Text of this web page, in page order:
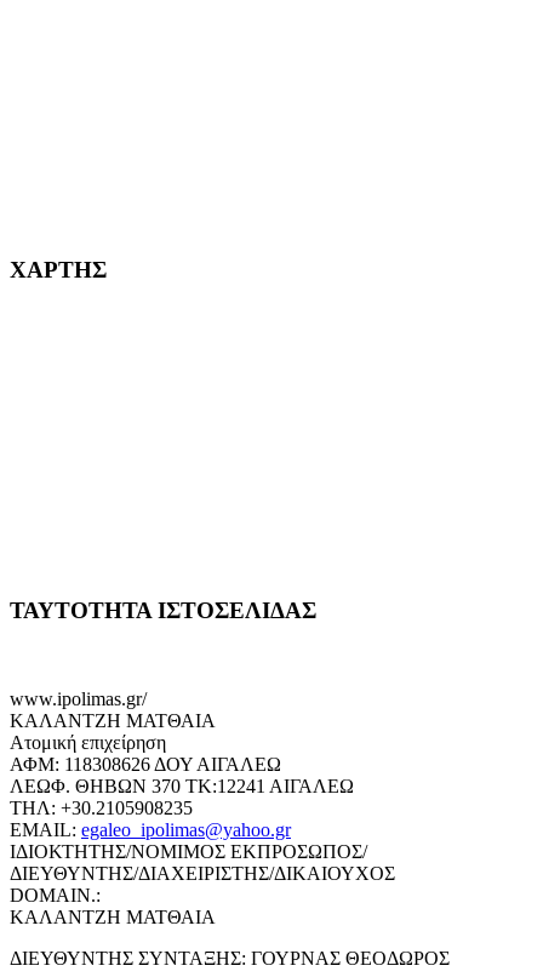
ΧΑΡΤΗΣ
ΤΑΥΤΟΤΗΤΑ ΙΣΤΟΣΕΛΙΔΑΣ
www.ipolimas.gr/
ΚΑΛΑΝΤΖΗ ΜΑΤΘΑΙΑ
Ατομική επιχείρηση
ΑΦΜ: 118308626 ΔΟΥ ΑΙΓΑΛΕΩ
ΛΕΩΦ. ΘΗΒΩΝ 370 ΤΚ:12241 ΑΙΓΑΛΕΩ
ΤΗΛ: +30.2105908235
EMAIL: egaleo_ipolimas@yahoo.gr
ΙΔΙΟΚΤΗΤΗΣ/ΝΟΜΙΜΟΣ ΕΚΠΡΟΣΩΠΟΣ/
ΔΙΕΥΘΥΝΤΗΣ/ΔΙΑΧΕΙΡΙΣΤΗΣ/ΔΙΚΑΙΟΥΧΟΣ
DOMAIN.:
ΚΑΛΑΝΤΖΗ ΜΑΤΘΑΙΑ
ΔΙΕΥΘΥΝΤΗΣ ΣΥΝΤΑΞΗΣ: ΓΟΥΡΝΑΣ ΘΕΟΔΩΡΟΣ